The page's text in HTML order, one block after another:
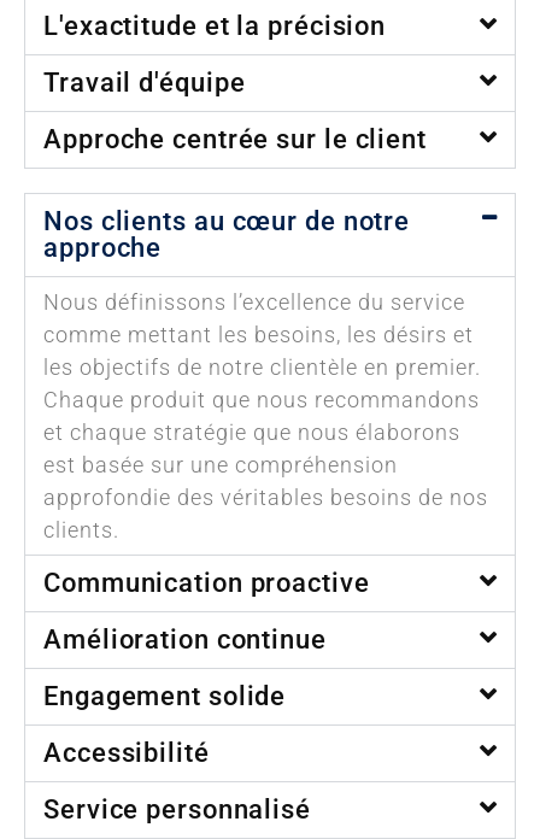
L'exactitude et la précision
Travail d'équipe
Approche centrée sur le client
Nos clients au cœur de notre
approche
Nous définissons l’excellence du service
comme mettant les besoins, les désirs et
les objectifs de notre clientèle en premier.
Chaque produit que nous recommandons
et chaque stratégie que nous élaborons
est basée sur une compréhension
approfondie des véritables besoins de nos
clients.
Communication proactive
Amélioration continue
Engagement solide
Accessibilité
Service personnalisé